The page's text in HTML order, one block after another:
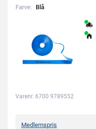
Farve:
B å
Varenr. 6700 9789552
Medlemspris